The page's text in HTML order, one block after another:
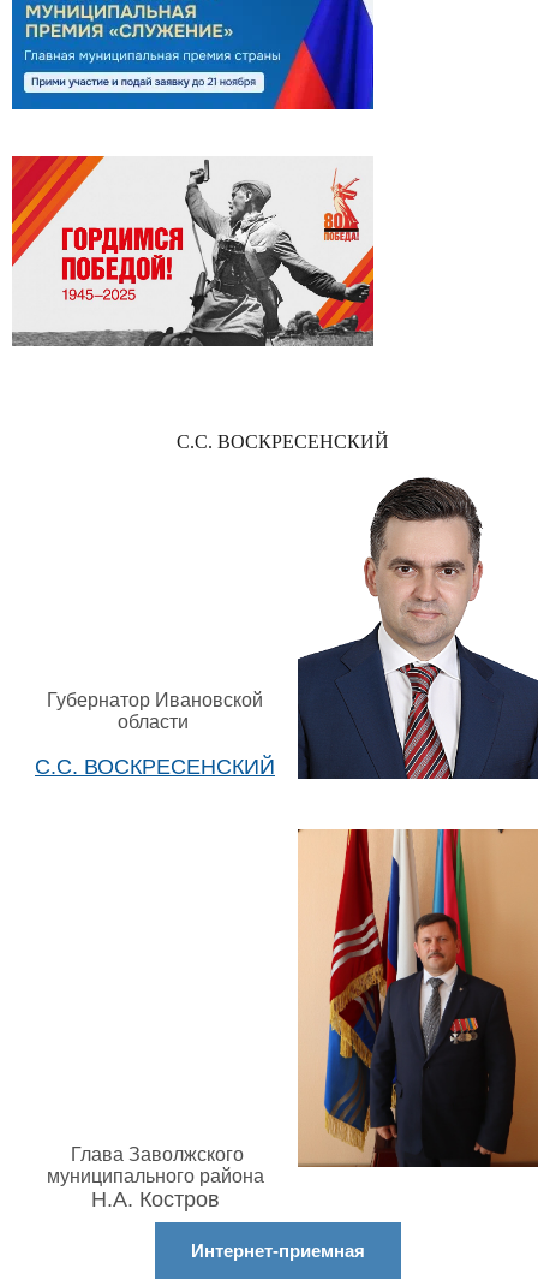
С.С. ВОСКРЕСЕНСКИЙ
Губернатор Ивановской
области
С.С. ВОСКРЕСЕНСКИЙ
Глава Заволжского
муниципального района
Н.А. Костров
Интернет-приемная